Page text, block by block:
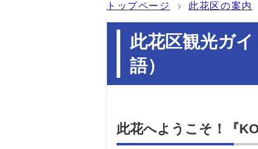
トップページ 此花区の案内
此花区観光ガ
語）
此花へようこそ！『